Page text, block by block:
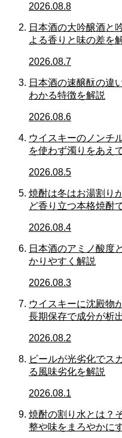
2026.08.8
日本酒の大吟醸酒と
よる香りと味の差を
2026.08.7
日本酒の速醸酛の違
わかる特徴を解説
2026.08.6
ウイスキーのノンチ
を使わず濁りをあえ
2026.08.5
焼酎は冬はお湯割り
ど香り立つ本格焼酎
2026.08.4
日本酒のアミノ酸度
かりやすく解説
2026.08.3
ウイスキーに沈殿物
長期保存で成分が析
2026.08.2
ビールが光劣化でス
る風味劣化を解説
2026.08.1
焼酎の割り水とは？
整や味をまろやかに